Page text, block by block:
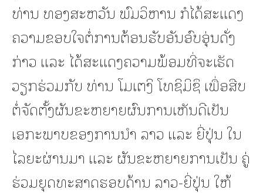
ທ່ານ ທອງສະຫວັນ ພົມວິຫານ ກໍໄດ້ສະແດງ
ຄວາມຂອບໃຈຕໍ່ການຕ້ອນຮັບອັນອົບອຸ່ນດັ່ງ
ກ່າວ ແລະ ໄດ້ສະແດງຄວາມພ້ອມທີ່ຈະເຮັດ
ວຽກຮ່ວມກັບ ທ່ານ ໂມເຕງິ ໂທຊິມິຊຶ ເພື່ອສືບ
ຕໍ່ຈັດຕັ້ງຜັນຂະຫຍາຍຜົນການເຫັນດີເປັນ
ເອກະພາບຂອງການນໍາ ລາວ ແລະ ຍີ່ປຸ່ນ ໃນ
ໄລຍະຜ່ານມາ ແລະ ຜັນຂະຫຍາຍການເປັນ ຄູ່
ຮ່ວມຍຸດທະສາດຮອບດ້ານ ລາວ-ຍີ່ປຸ່ນ ໃຫ້